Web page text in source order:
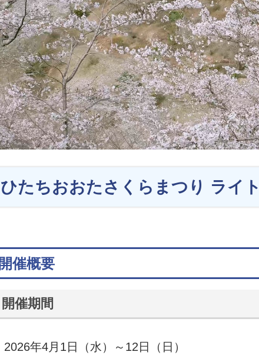
ひたちおおたさくらまつり ライ
開催概要
開催期間
2026年4月1日（水）～12日（日）